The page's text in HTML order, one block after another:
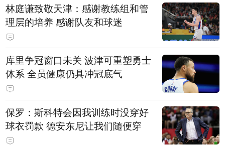
林庭谦致敬天津：感谢教练组和管
理层的培养 感谢队友和球迷
库里争冠窗口未关 波津可重塑勇士
体系 全员健康仍具冲冠底气
保罗：斯科特会因我训练时没穿好
球衣罚款 德安东尼让我们随便穿